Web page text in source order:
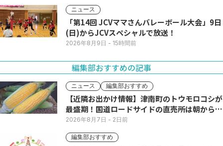
ニュース
「第14回 JCVママさんバレーボール大会」9日
(日)からJCVスペシャルで放送！
2026年8月9日 - 15時間前
編集部おすすめの記事
ニュース 編集部おすすめ
【近隣お出かけ情報】津南町のトウモロコシが
最盛期！国道ロードサイドの直売所は朝から長
い列
2026年8月7日 - 2日前
編集部おすすめ